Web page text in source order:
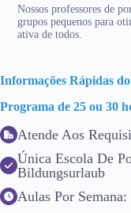
Nossos professores de
grupos pequenos para
ativa de todos.
Informações Rápidas
Programa de 25 ou 30
Atende Aos
Única Escola De
Bildungsurlaub
Aulas Por